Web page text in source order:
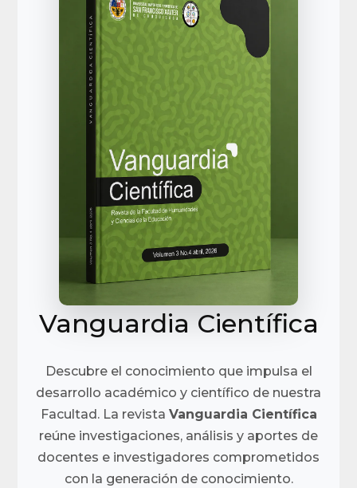
Vanguardia Científica
Descubre el conocimiento que impulsa el
desarrollo académico y científico de nuestra
Facultad. La revista Vanguardia Científica
reúne investigaciones, análisis y aportes de
docentes e investigadores comprometidos
con la generación de conocimiento.